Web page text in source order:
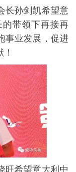
孙剑凯希望意
带领下再接再
事业发展，促进
希望意大利中